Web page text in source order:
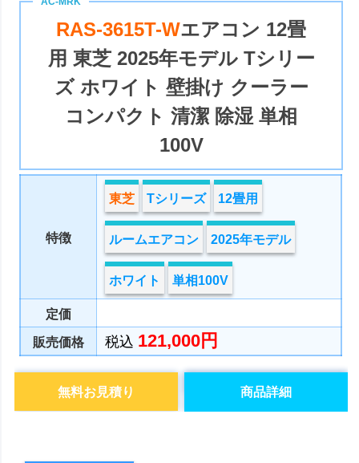
RAS-3615T-Wエアコン 12畳
用 東芝 2025年モデル Tシリー
ズ ホワイト 壁掛け クーラー
コンパクト 清潔 除湿 単相
100V
特徴
東芝 Tシリーズ 12畳用
ルームエアコン 2025年モデル
ホワイト 単相100V
定価
販売価格 税込 121,000円
商品詳細
無料お見積り